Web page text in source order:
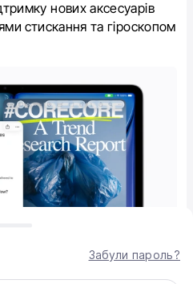
нових аксесуарів
стискання та гіроскопом
Забули пароль?